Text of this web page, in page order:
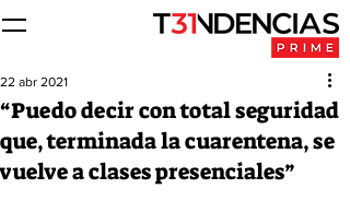
“Puedo decir con total seguridad
que, terminada la cuarentena, se
vuelve a clases presenciales”
22 abr 2021